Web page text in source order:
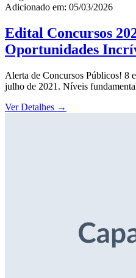
Adicionado em: 05/03/2026
Edital Concursos
Oportunidades
Alerta de Concursos Públicos! 8
julho de 2021. Níveis
Ver Detalhes →